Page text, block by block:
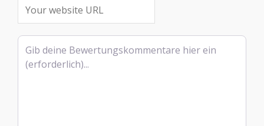
Rezensionstext